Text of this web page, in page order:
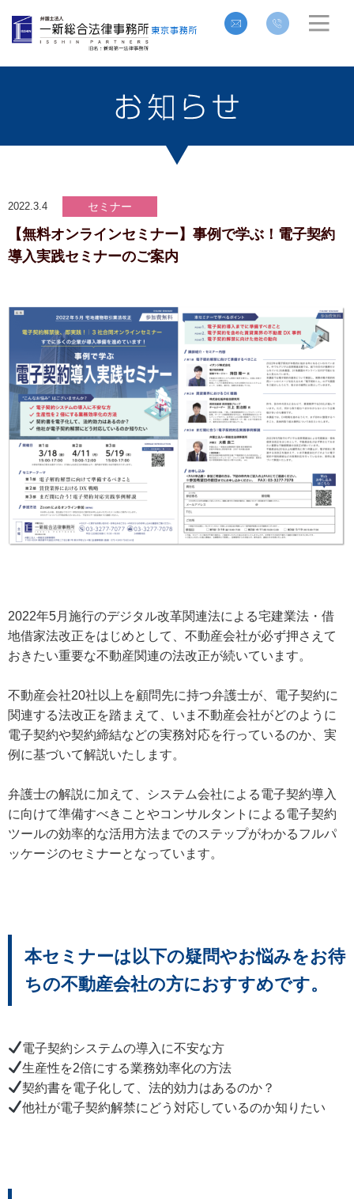
2022.3.4 セミナー
【無料オンラインセミナー】事例で学ぶ！電子契約
導入実践セミナー​のご案内
2022年5月施行のデジタル改革関連法による宅建業法・借
地借家法改正をはじめとして、不動産会社が必ず押さえて
おきたい重要な不動産関連の法改正が続いています。
不動産会社20社以上を顧問先に持つ弁護士が、電子契約に
関連する法改正を踏まえて、いま不動産会社がどのように
電子契約や契約締結などの実務対応を行っているのか、実
例に基づいて解説いたします。
弁護士の解説に加えて、システム会社による電子契約導入
に向けて準備すべきことやコンサルタントによる電子契約
ツールの効率的な活用方法までのステップがわかるフルパ
ッケージのセミナーとなっています。
本セミナーは以下の疑問やお悩みをお待
ちの不動産会社の方におすすめです。
電子契約システムの導入に不安な方
生産性を2倍にする業務効率化の方法
契約書を電子化して、法的効力はあるのか？
他社が電子契約解禁にどう対応しているのか知りたい